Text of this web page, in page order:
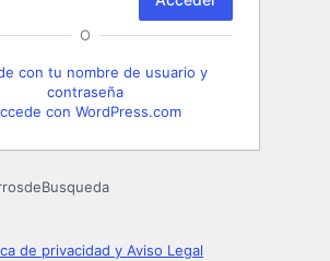
O
con tu nombre de usuario y
contraseña
con WordPress.com
de privacidad y Aviso Legal